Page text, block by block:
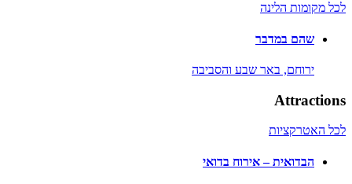
לכל מקומות הלינה
שהם במדבר
ירוחם, באר שבע והסביבה
Attractions
לכל האטרקציות
הבדואית – אירוח בדואי